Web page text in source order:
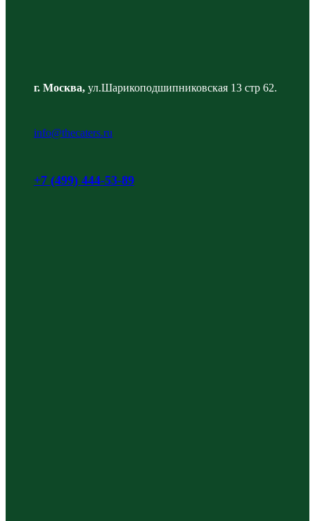
г. Москва, ул.Шарикоподшипниковская 13 стр 62.
info@thecaters.ru
+7 (499) 444-53-89